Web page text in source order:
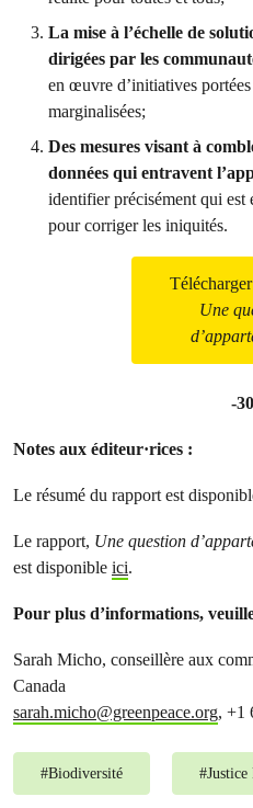
La mise à l’échelle de
dirigées par les
en œuvre d’initiatives
marginalisées;
Des mesures visant à
données qui entravent
identifier précisément qui est
pour corriger les iniquités.
Une
-
Notes aux éditeur·rices :
Le résumé du rapport est
Le rapport, Une question
est disponible ici.
Pour plus d’informations,
Sarah Micho, conseillère aux
Canada
sarah.micho@greenpeace.org, +1
#Biodiversité #Justice